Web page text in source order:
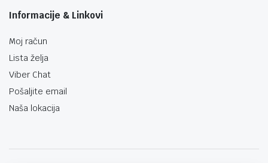
Informacije & Linkovi
Moj račun
Lista želja
Viber Chat
Pošaljite email
Naša lokacija